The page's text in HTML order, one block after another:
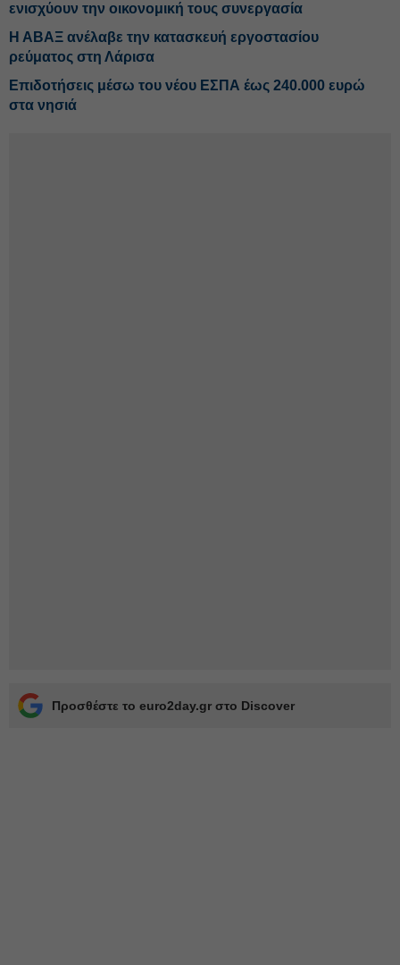
ενισχύουν την οικονομική τους συνεργασία
Η ΑΒΑΞ ανέλαβε την κατασκευή εργοστασίου
ρεύματος στη Λάρισα
Επιδοτήσεις μέσω του νέου ΕΣΠΑ έως 240.000 ευρώ
στα νησιά
Προσθέστε το euro2day.gr στο Discover